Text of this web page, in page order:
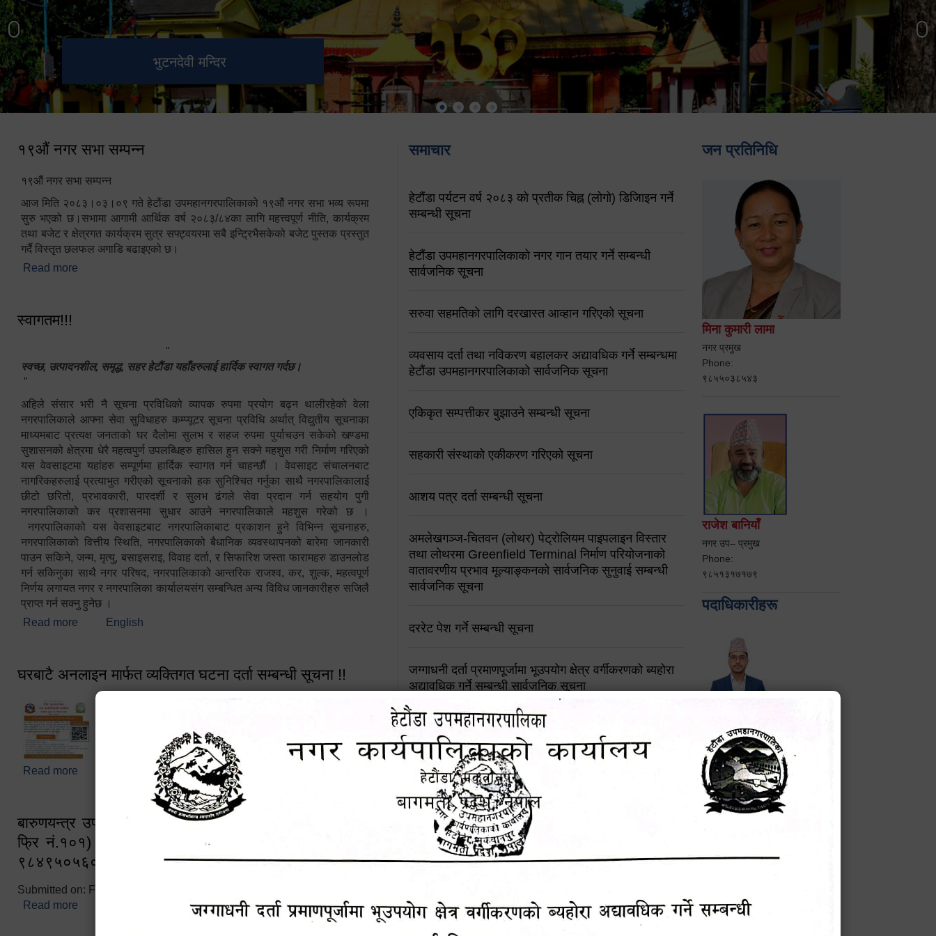
भुटनदेवी मन्दिर
स्मारक
हेटौंडा उपमहानगरपालिका नगर
कार्यपालिकाको कार्यालय
मनकामना डाँडाबाट देखिएको दृश्य
१९औं नगर सभा सम्पन्न
१९औं नगर सभा सम्पन्न
आज मिति २०८३।०३।०९ गते हेटौंडा उपमहानगरपालिकाको १९औं नगर सभा भव्य रूपमा
सुरु भएको छ।सभामा आगामी आर्थिक वर्ष २०८३/८४का लागि महत्त्वपूर्ण नीति, कार्यक्रम
तथा बजेट र क्षेत्रगत कार्यक्रम सुत्र सफ्ट्वयरमा सबै इन्ट्रिभैसकेको बजेट पुस्तक प्रस्तुत
गर्दै विस्तृत छलफल अगाडि बढाइएको छ।
Read more
स्वागतम!!!
"
स्वच्छ, उत्पादनशील, समृद्ध, सहर हेटौंडा यहाँहरुलाई हार्दिक स्वागत गर्दछ।
"
अहिले संसार भरी नै सूचना प्रविधिको व्यापक रुपमा प्रयोग बढ्न थालीरहेको वेला
नगरपालिकाले आफ्ना सेवा सुविधाहरु कम्प्यूटर सूचना प्रविधि अर्थात् विद्युतीय सूचनाका
माध्यमबाट प्रत्यक्ष जनताको घर दैलोमा सुलभ र सहज रुपमा पुर्याचउन सकेको खण्डमा
सुशासनको क्षेत्रमा धेरै महत्वपुर्ण उपलब्धिहरु हासिल हुन सक्ने महशुस गरी निर्माण गरिएको
यस वेवसाइटमा यहांहरु सम्पूर्णमा हार्दिक स्वागत गर्न चाहन्छौं । वेवसाइट संचालनबाट
नागरिकहरुलाई प्रत्याभुत गरीएको सूचनाको हक सुनिश्चित गर्नुका साथै नगरपालिकालाई
छीटो छरितो, प्रभावकारी, पारदर्शी र सुलभ ढंगले सेवा प्रदान गर्न सहयोग पुगी
नगरपालिकाको कर प्रशासनमा सुधार आउने नगरपालिकाले महशुस गरेको छ ।
नगरपालिकाको यस वेवसाइटबाट नगरपालिकाबाट प्रकाशन हुने विभिन्न सूचनाहरु,
नगरपालिकाको वित्तीय स्थिति, नगरपालिकाको बैधानिक व्यवस्थापनको बारेमा जानकारी
पाउन सकिने, जन्म, मृत्यु, बसाइसराइ, विवाह दर्ता, र सिफारिश जस्ता फारामहरु डाउनलोड
गर्न सकिनुका साथै नगर परिषद, नगरपालिकाको आन्तरिक राजश्व, कर, शुल्क, महत्वपूर्ण
निर्णय लगायत नगर र नगरपालिका कार्यालयसंग सम्बन्धित अन्य विविध जानकारीहरु सजिलै
प्राप्त गर्न सक्नु हुनेछ ।
Read more about स्वागतम!!!
English
घरबाटै अनलाइन मार्फत व्यक्तिगत घटना दर्ता सम्बन्धी सूचना !!
Read more about घरबाटै अनलाइन मार्फत व्यक्तिगत घटना दर्ता सम्बन्धी सूचना !!
बारुणयन्त्र उपशाखा इन्चार्जको सम्पर्क नं. ९८४१६४५३५६ (टोल
फ्रि नं.१०१) फोन नं. ०५७-५२०६७७ शव बहान चालकको नं.
९८४९५०५६००
Submitted on: Fri, 02/25/2022 - 10:50
Read more about बारुणयन्त्र उपशाखा इन्चार्जको सम्पर्क नं. ९८४१६४५३५६ (टोल फ्रि
नं.१०१) फोन नं. ०५७-५२०६७७ शव बहान चालकको नं. ९८४९५०५६००
समाचार
हेटौंडा पर्यटन वर्ष २०८३ को प्रतीक चिह्न (लोगो) डिजिाइन गर्ने
सम्बन्धी सूचना
हेटौंडा उपमहानगरपालिकाको नगर गान तयार गर्ने सम्बन्धी
सार्वजनिक सूचना
सरुवा सहमतिको लागि दरखास्त आव्हान गरिएको सूचना
व्यवसाय दर्ता तथा नविकरण बहालकर अद्यावधिक गर्ने सम्बन्धमा
हेटौंडा उपमहानगरपालिकाको सार्वजनिक सूचना
एकिकृत सम्पत्तीकर बुझाउने सम्बन्धी सूचना
सहकारी संस्थाको एकीकरण गरिएको सूचना
आशय पत्र दर्ता सम्बन्धी सूचना
अमलेखगञ्ज-चितवन (लोथर) पेट्रोलियम पाइपलाइन विस्तार
तथा लोथरमा Greenfield Terminal निर्माण परियोजनाको
वातावरणीय प्रभाव मूल्याङ्कनको सार्वजनिक सुनुवाई सम्बन्धी
सार्वजनिक सूचना
दररेट पेश गर्ने सम्बन्धी सूचना
जग्गाधनी दर्ता प्रमाणपूर्जामा भूउपयोग क्षेत्र वर्गीकरणको ब्यहोरा
अद्यावधिक गर्ने सम्बन्धी सार्वजनिक सूचना
आशय पत्र दर्ता सम्बन्धी सूचना
शिक्षक सरुवा सहमतिका लागि दरखास्त आव्हान सम्बन्धी सूचना !
हेटौंडा उपमहानगरपालिकाको सूची दर्ता सम्बन्धी सूचना
चुरियामाई सुरुङको संरक्षण तथा व्यवस्थापनको जिम्मेवारी
पोषाक र परिचयपत्र अनिवार्य लगाउने सम्बन्धमा ।
जन प्रतिनिधि
मिना कुमारी लामा
नगर प्रमुख
Phone:
९८५५०३८५४३
राजेश बानियाँ
नगर उप– प्रमुख
Phone:
९८५१३१७१७९
पदाधिकारीहरू
प्रमुख प्रशासकीय अधिकृत
Phone: 9855010111
सविन न्यौपाने